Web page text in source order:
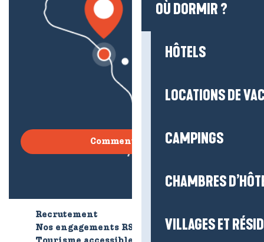
OÙ DORMIR ?
HÔTELS
LOCATIONS DE
CAMPINGS
CHAMBRES
VILLAGES ET
Comment venir ?
Recrutement
Nos engagements RSE